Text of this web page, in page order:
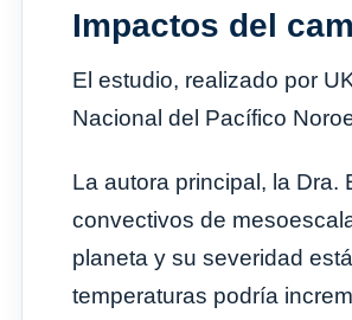
Impactos del
El estudio, realizado por
Nacional del Pacífico
La autora principal, la Dra.
convectivos de
planeta y su severidad
temperaturas podría